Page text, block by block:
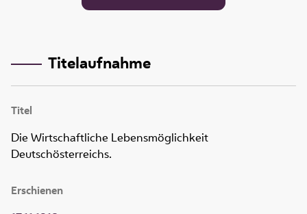
Titelaufnahme
Titel
Die Wirtschaftliche Lebensmöglichkeit
Deutschösterreichs.
Erschienen